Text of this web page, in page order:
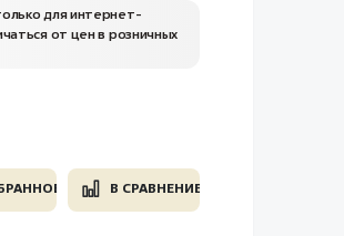
для интернет-
от цен в розничных
В СРАВНЕНИЕ